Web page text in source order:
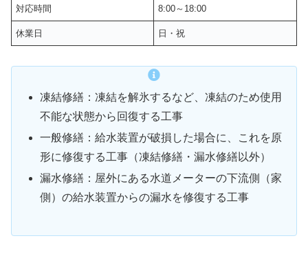
対応時間 8:00～18:00
休業日 日・祝
凍結修繕：凍結を解氷するなど、凍結のため使用
不能な状態から回復する工事
一般修繕：給水装置が破損した場合に、これを原
形に修復する工事（凍結修繕・漏水修繕以外）
漏水修繕：屋外にある水道メーターの下流側（家
側）の給水装置からの漏水を修復する工事